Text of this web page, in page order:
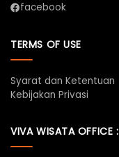
facebook
TERMS OF USE
Syarat dan Ketentuan
Kebijakan Privasi
VIVA WISATA OFFICE :